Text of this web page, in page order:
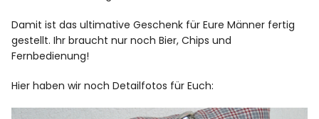
Damit ist das ultimative Geschenk für Eure Männer fertig
gestellt. Ihr braucht nur noch Bier, Chips und
Fernbedienung!
Hier haben wir noch Detailfotos für Euch: